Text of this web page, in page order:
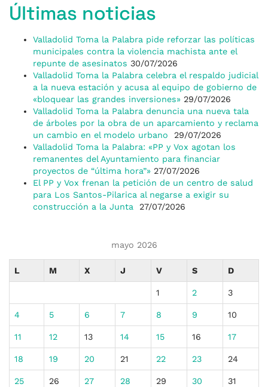
Últimas noticias
Valladolid Toma la Palabra pide reforzar las políticas
municipales contra la violencia machista ante el
repunte de asesinatos 30/07/2026
Valladolid Toma la Palabra celebra el respaldo judicial
a la nueva estación y acusa al equipo de gobierno de
«bloquear las grandes inversiones» 29/07/2026
Valladolid Toma la Palabra denuncia una nueva tala
de árboles por la obra de un aparcamiento y reclama
un cambio en el modelo urbano
29/07/2026
Valladolid Toma la Palabra: «PP y Vox agotan los
remanentes del Ayuntamiento para financiar
proyectos de “última hora”» 27/07/2026
El PP y Vox frenan la petición de un centro de salud
para Los Santos-Pilarica al negarse a exigir su
construcción a la Junta
27/07/2026
mayo 2026
L M X J V S D
1 2 3
4 5 6 7 8 9 10
11 12 13 14 15 16 17
18 19 20 21 22 23 24
25 26 27 28 29 30
31